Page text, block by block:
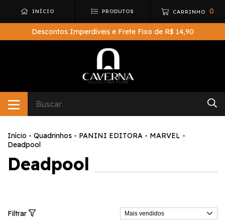
INÍCIO PRODUTOS CARRINHO 0
Descontos Imperdíveis e Frete Fixo de R$ 14,90
Início - Quadrinhos - PANINI EDITORA - MARVEL -
Deadpool
Deadpool
Filtrar